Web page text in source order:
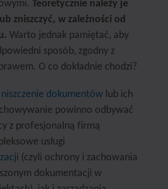
Teoretycznie należy je
zniszczyć, w zależności od
Warto jednak pamiętać, aby
sposób, zgodny z
O co dokładnie chodzi?
niszczenie dokumentów lub ich
powinno odbywać
z profesjonalną firmą
usługi
(czyli ochrony i zachowania
dokumentacji w